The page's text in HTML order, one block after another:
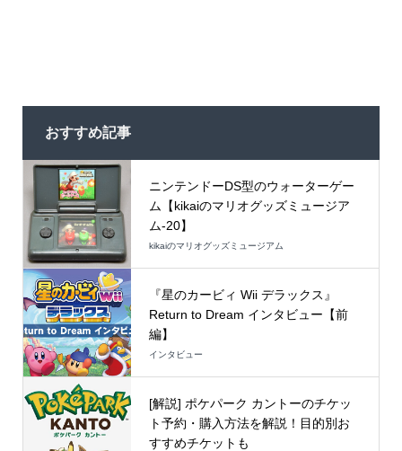
おすすめ記事
ニンテンドーDS型のウォーターゲー
ム【kikaiのマリオグッズミュージア
ム-20】
kikaiのマリオグッズミュージアム
『星のカービィ Wii デラックス』
Return to Dream インタビュー【前
編】
インタビュー
[解説] ポケパーク カントーのチケッ
ト予約・購入方法を解説！目的別お
すすめチケットも